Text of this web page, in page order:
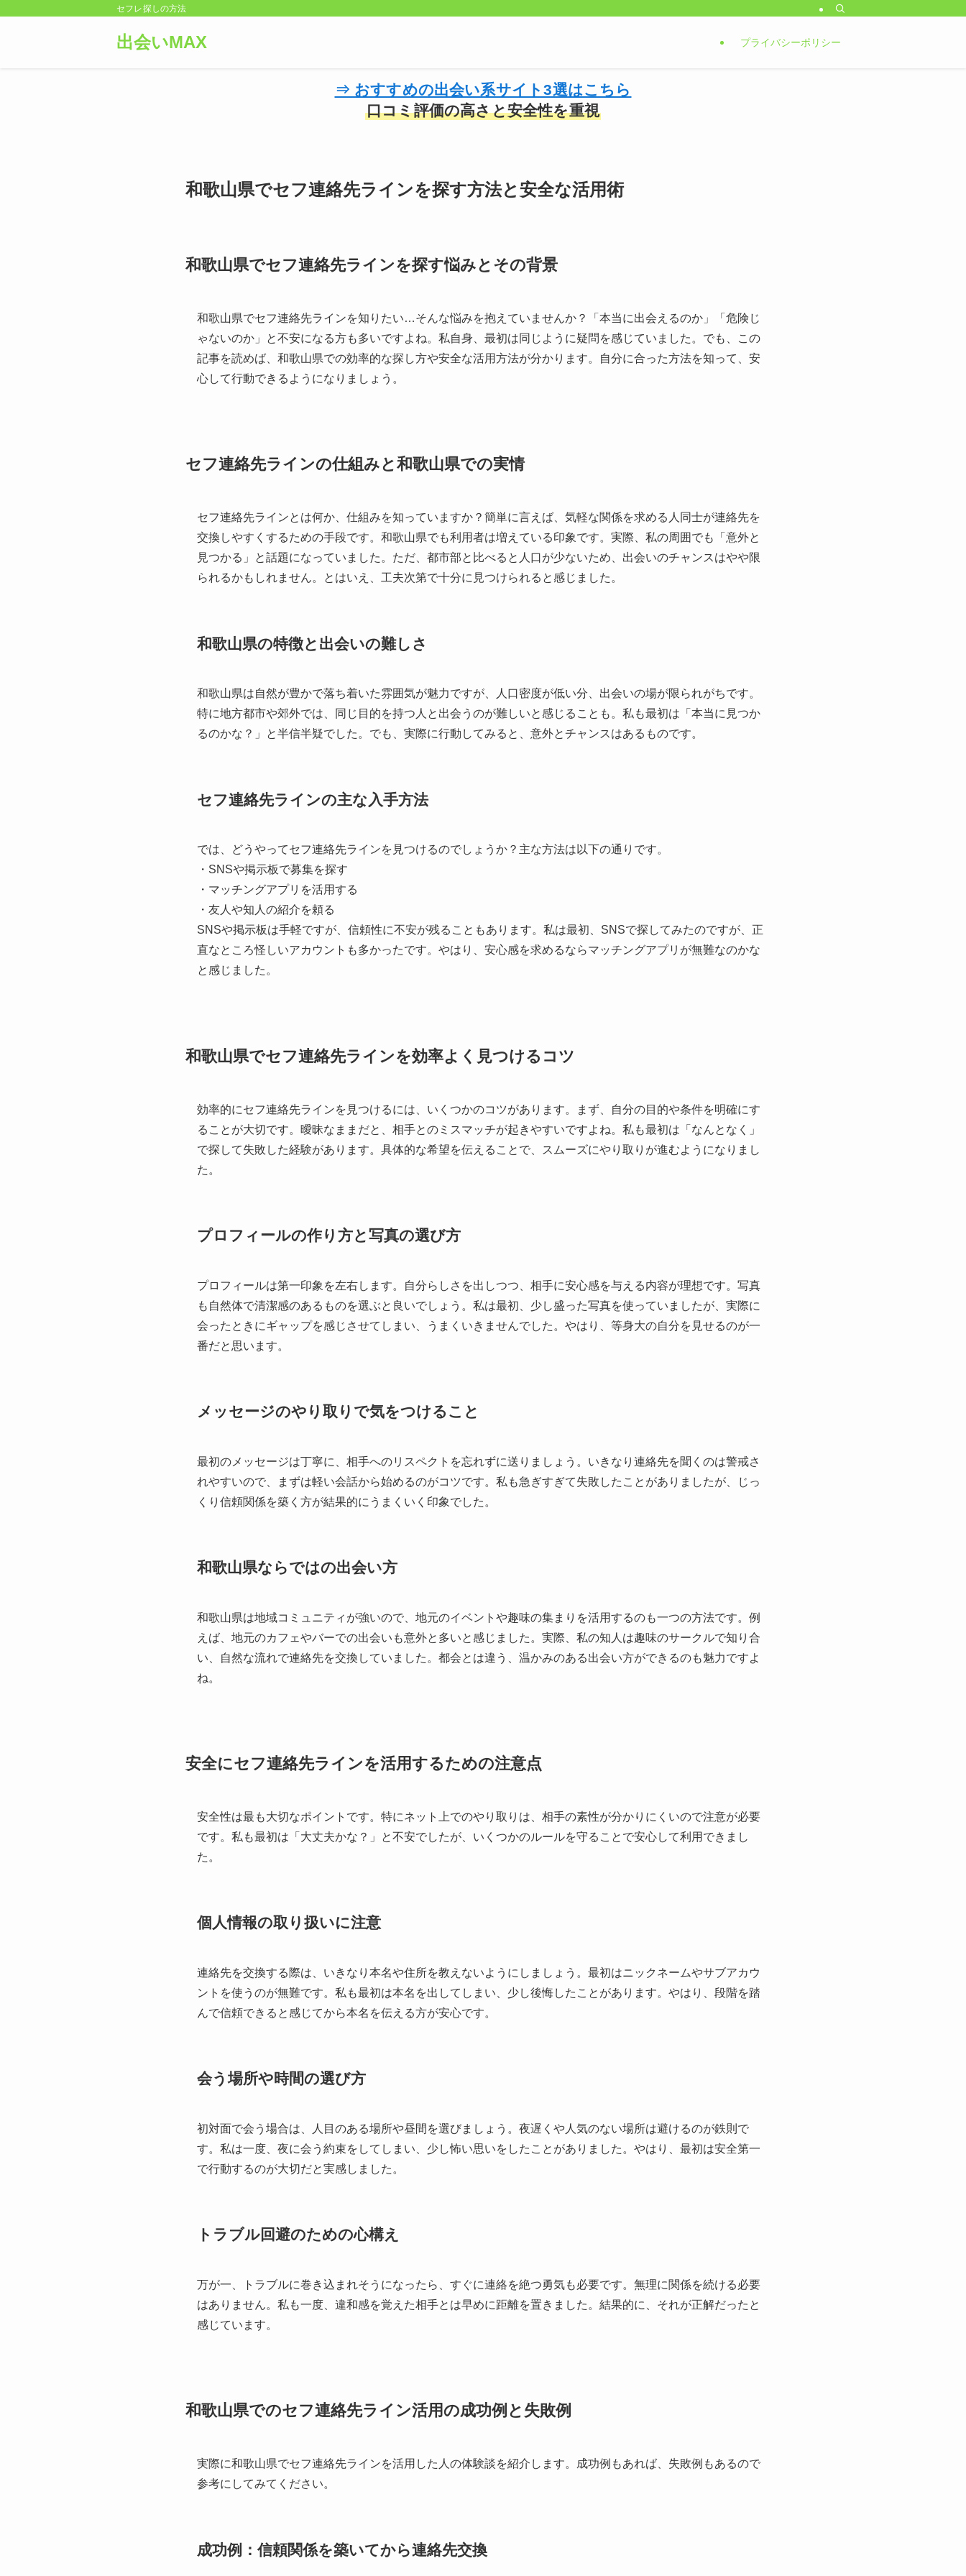
セフレ探しの方法
出会いMAX プライバシーポリシー
⇒ おすすめの出会い系サイト3選はこちら
口コミ評価の高さと安全性を重視
和歌山県でセフ連絡先ラインを探す方法と安全な活用術
和歌山県でセフ連絡先ラインを探す悩みとその背景
和歌山県でセフ連絡先ラインを知りたい…そんな悩みを抱えていませんか？「本当に出会えるのか」「危険じ
ゃないのか」と不安になる方も多いですよね。私自身、最初は同じように疑問を感じていました。でも、この
記事を読めば、和歌山県での効率的な探し方や安全な活用方法が分かります。自分に合った方法を知って、安
心して行動できるようになりましょう。
セフ連絡先ラインの仕組みと和歌山県での実情
セフ連絡先ラインとは何か、仕組みを知っていますか？簡単に言えば、気軽な関係を求める人同士が連絡先を
交換しやすくするための手段です。和歌山県でも利用者は増えている印象です。実際、私の周囲でも「意外と
見つかる」と話題になっていました。ただ、都市部と比べると人口が少ないため、出会いのチャンスはやや限
られるかもしれません。とはいえ、工夫次第で十分に見つけられると感じました。
和歌山県の特徴と出会いの難しさ
和歌山県は自然が豊かで落ち着いた雰囲気が魅力ですが、人口密度が低い分、出会いの場が限られがちです。
特に地方都市や郊外では、同じ目的を持つ人と出会うのが難しいと感じることも。私も最初は「本当に見つか
るのかな？」と半信半疑でした。でも、実際に行動してみると、意外とチャンスはあるものです。
セフ連絡先ラインの主な入手方法
では、どうやってセフ連絡先ラインを見つけるのでしょうか？主な方法は以下の通りです。
・SNSや掲示板で募集を探す
・マッチングアプリを活用する
・友人や知人の紹介を頼る
SNSや掲示板は手軽ですが、信頼性に不安が残ることもあります。私は最初、SNSで探してみたのですが、正
直なところ怪しいアカウントも多かったです。やはり、安心感を求めるならマッチングアプリが無難なのかな
と感じました。
和歌山県でセフ連絡先ラインを効率よく見つけるコツ
効率的にセフ連絡先ラインを見つけるには、いくつかのコツがあります。まず、自分の目的や条件を明確にす
ることが大切です。曖昧なままだと、相手とのミスマッチが起きやすいですよね。私も最初は「なんとなく」
で探して失敗した経験があります。具体的な希望を伝えることで、スムーズにやり取りが進むようになりまし
た。
プロフィールの作り方と写真の選び方
プロフィールは第一印象を左右します。自分らしさを出しつつ、相手に安心感を与える内容が理想です。写真
も自然体で清潔感のあるものを選ぶと良いでしょう。私は最初、少し盛った写真を使っていましたが、実際に
会ったときにギャップを感じさせてしまい、うまくいきませんでした。やはり、等身大の自分を見せるのが一
番だと思います。
メッセージのやり取りで気をつけること
最初のメッセージは丁寧に、相手へのリスペクトを忘れずに送りましょう。いきなり連絡先を聞くのは警戒さ
れやすいので、まずは軽い会話から始めるのがコツです。私も急ぎすぎて失敗したことがありましたが、じっ
くり信頼関係を築く方が結果的にうまくいく印象でした。
和歌山県ならではの出会い方
和歌山県は地域コミュニティが強いので、地元のイベントや趣味の集まりを活用するのも一つの方法です。例
えば、地元のカフェやバーでの出会いも意外と多いと感じました。実際、私の知人は趣味のサークルで知り合
い、自然な流れで連絡先を交換していました。都会とは違う、温かみのある出会い方ができるのも魅力ですよ
ね。
安全にセフ連絡先ラインを活用するための注意点
安全性は最も大切なポイントです。特にネット上でのやり取りは、相手の素性が分かりにくいので注意が必要
です。私も最初は「大丈夫かな？」と不安でしたが、いくつかのルールを守ることで安心して利用できまし
た。
個人情報の取り扱いに注意
連絡先を交換する際は、いきなり本名や住所を教えないようにしましょう。最初はニックネームやサブアカウ
ントを使うのが無難です。私も最初は本名を出してしまい、少し後悔したことがあります。やはり、段階を踏
んで信頼できると感じてから本名を伝える方が安心です。
会う場所や時間の選び方
初対面で会う場合は、人目のある場所や昼間を選びましょう。夜遅くや人気のない場所は避けるのが鉄則で
す。私は一度、夜に会う約束をしてしまい、少し怖い思いをしたことがありました。やはり、最初は安全第一
で行動するのが大切だと実感しました。
トラブル回避のための心構え
万が一、トラブルに巻き込まれそうになったら、すぐに連絡を絶つ勇気も必要です。無理に関係を続ける必要
はありません。私も一度、違和感を覚えた相手とは早めに距離を置きました。結果的に、それが正解だったと
感じています。
和歌山県でのセフ連絡先ライン活用の成功例と失敗例
実際に和歌山県でセフ連絡先ラインを活用した人の体験談を紹介します。成功例もあれば、失敗例もあるので
参考にしてみてください。
成功例：信頼関係を築いてから連絡先交換